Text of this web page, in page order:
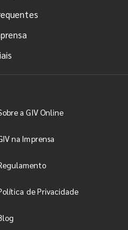
a GIV Online
na Imprensa
de Privacidade